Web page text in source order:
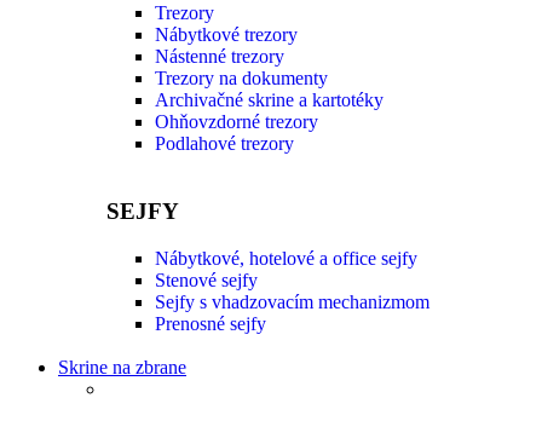
Trezory
Nábytkové trezory
Nástenné trezory
Trezory na dokumenty
Archivačné skrine a kartotéky
Ohňovzdorné trezory
Podlahové trezory
SEJFY
Nábytkové, hotelové a office sejfy
Stenové sejfy
Sejfy s vhadzovacím mechanizmom
Prenosné sejfy
Skrine na zbrane